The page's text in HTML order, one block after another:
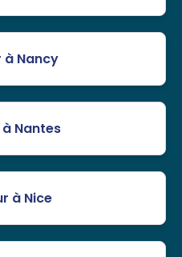
Nancy
Nantes
à Nice